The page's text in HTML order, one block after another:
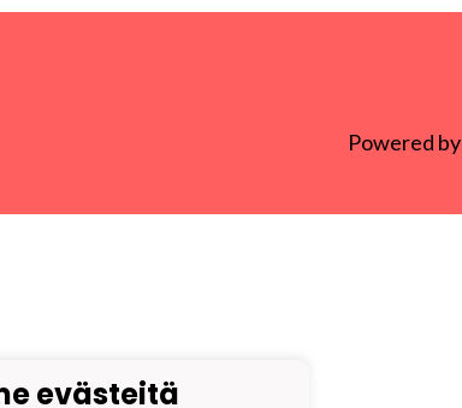
Powered by
evästeitä